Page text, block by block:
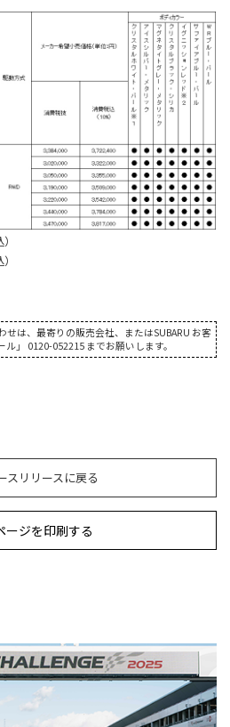
は、最寄りの販売会社、またはSUBARU お客
ル」 0120-052215 までお願いします。
スリリースに戻る
ージを印刷する